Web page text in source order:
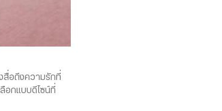
สื่อถึงความรักที่
อกแบบดีไซน์ที่